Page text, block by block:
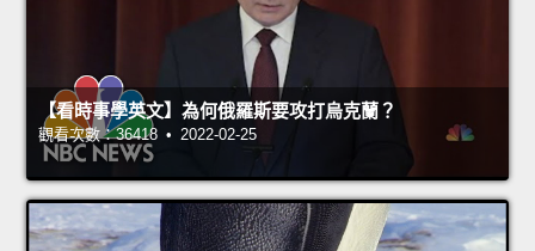
【看時事學英文】為何俄羅斯要攻打烏克蘭？
觀看次數：36418 • 2022-02-25